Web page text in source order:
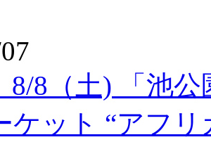
8/8（土) 「池
ケット “アフ